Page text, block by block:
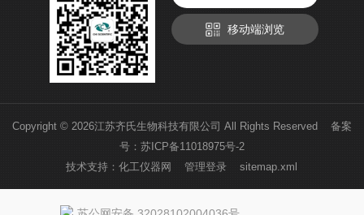
移动端浏览
Copyright © 2026江苏齐氏生物科技有限公司 All Rights Reserved 备案
号： 苏ICP备11018975号-2
技术支持：化工仪器网 管理登录 sitemap.xml